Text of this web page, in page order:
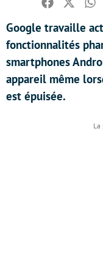
Facebook
Twitter
Google travaille
fonctionnalités
smartphones
appareil même
est épuisée.